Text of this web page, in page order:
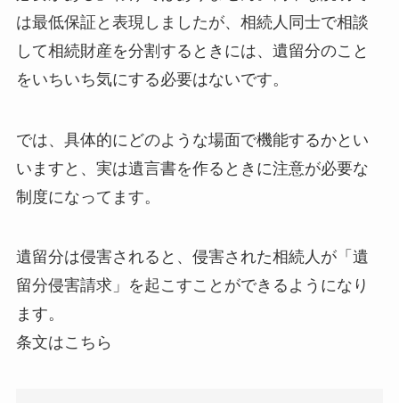
は最低保証と表現しましたが、相続人同士で相談
して相続財産を分割するときには、遺留分のこと
をいちいち気にする必要はないです。
では、具体的にどのような場面で機能するかとい
いますと、実は遺言書を作るときに注意が必要な
制度になってます。
遺留分は侵害されると、侵害された相続人が「遺
留分侵害請求」を起こすことができるようになり
ます。
条文はこちら